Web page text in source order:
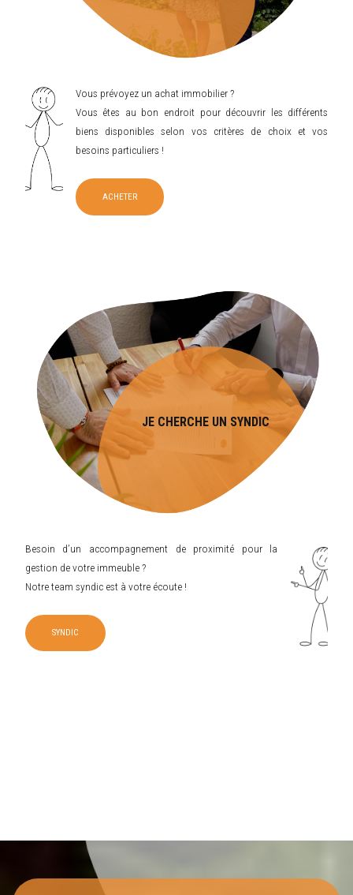
Vous prévoyez un achat immobilier ?
Vous êtes au bon endroit pour découvrir les différents
biens disponibles selon vos critères de choix et vos
besoins particuliers !
ACHETER
JE CHERCHE UN SYNDIC
Besoin d’un accompagnement de proximité pour la
gestion de votre immeuble ?
Notre team syndic est à votre écoute !
SYNDIC